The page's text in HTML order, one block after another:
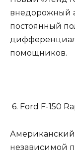
внедорожный
постоянный
помощников.
6. Ford F-150
независимой